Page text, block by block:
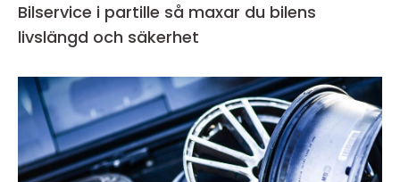
Bilservice i partille så maxar du bilens
livslängd och säkerhet